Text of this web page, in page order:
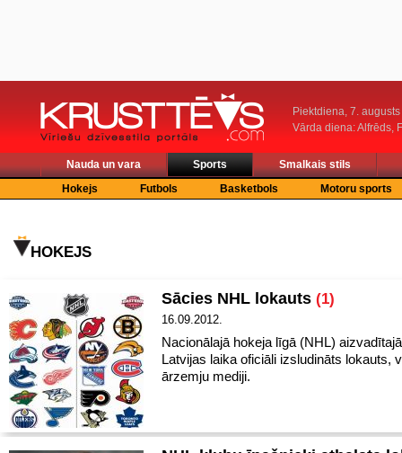
Piektdiena, 7. augusts
Vārda diena: Alfrēds,
Nauda un vara Sports
Smalkais stils
Hokejs
Futbols Basketbols Motoru sports
HOKEJS
Sācies NHL lokauts (1)
16.09.2012.
Nacionālajā hokeja līgā (NHL)
Latvijas laika oficiāli izsludināts lokauts,
ārzemju mediji.